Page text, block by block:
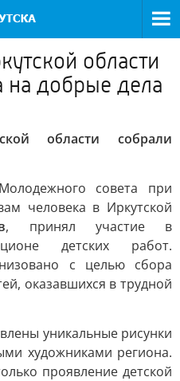
области
на добрые дела
области собрали
совета при
человека в Иркутской
, принял участие в
детских работ.
с целью сбора
оказавшихся в трудной
уникальные рисунки
художниками региона.
проявление детской